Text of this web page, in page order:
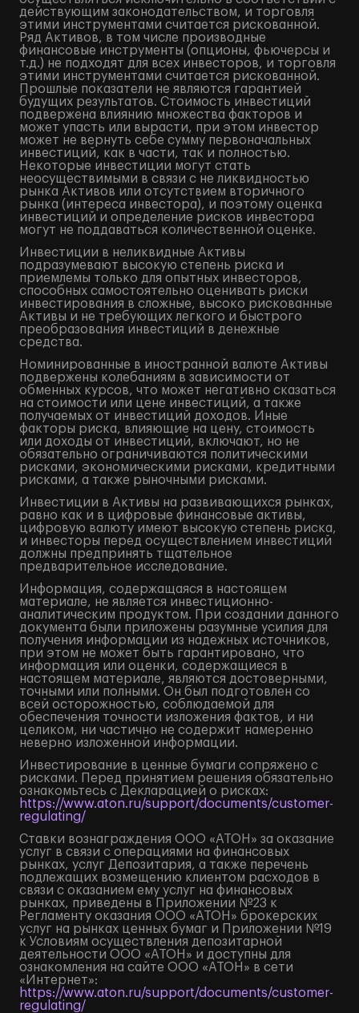
действующим законодательством, и торговля
этими инструментами считается рискованной.
Ряд Активов, в том числе производные
финансовые инструменты (опционы, фьючерсы и
т.д.) не подходят для всех инвесторов, и торговля
этими инструментами считается рискованной.
Прошлые показатели не являются гарантией
будущих результатов. Стоимость инвестиций
подвержена влиянию множества факторов и
может упасть или вырасти, при этом инвестор
может не вернуть себе сумму первоначальных
инвестиций, как в части, так и полностью.
Некоторые инвестиции могут стать
неосуществимыми в связи с не ликвидностью
рынка Активов или отсутствием вторичного
рынка (интереса инвестора), и поэтому оценка
инвестиций и определение рисков инвестора
могут не поддаваться количественной оценке.
Инвестиции в неликвидные Активы
подразумевают высокую степень риска и
приемлемы только для опытных инвесторов,
способных самостоятельно оценивать риски
инвестирования в сложные, высоко рискованные
Активы и не требующих легкого и быстрого
преобразования инвестиций в денежные
средства.
Номинированные в иностранной валюте Активы
подвержены колебаниям в зависимости от
обменных курсов, что может негативно сказаться
на стоимости или цене инвестиций, а также
получаемых от инвестиций доходов. Иные
факторы риска, влияющие на цену, стоимость
или доходы от инвестиций, включают, но не
обязательно ограничиваются политическими
рисками, экономическими рисками, кредитными
рисками, а также рыночными рисками.
Инвестиции в Активы на развивающихся рынках,
равно как и в цифровые финансовые активы,
цифровую валюту имеют высокую степень риска,
и инвесторы перед осуществлением инвестиций
должны предпринять тщательное
предварительное исследование.
Информация, содержащаяся в настоящем
материале, не является инвестиционно-
аналитическим продуктом. При создании данного
документа были приложены разумные усилия для
получения информации из надежных источников,
при этом не может быть гарантировано, что
информация или оценки, содержащиеся в
настоящем материале, являются достоверными,
точными или полными. Он был подготовлен со
всей осторожностью, соблюдаемой для
обеспечения точности изложения фактов, и ни
целиком, ни частично не содержит намеренно
неверно изложенной информации.
Инвестирование в ценные бумаги сопряжено с
рисками. Перед принятием решения обязательно
ознакомьтесь с Декларацией о рисках:
https://www.aton.ru/support/documents/customer-
regulating/
Ставки вознаграждения ООО «АТОН» за оказание
услуг в связи с операциями на финансовых
рынках, услуг Депозитария, а также перечень
подлежащих возмещению клиентом расходов в
связи с оказанием ему услуг на финансовых
рынках, приведены в Приложении №23 к
Регламенту оказания ООО «АТОН» брокерских
услуг на рынках ценных бумаг и Приложении №19
к Условиям осуществления депозитарной
деятельности ООО «АТОН» и доступны для
ознакомления на сайте ООО «АТОН» в сети
«Интернет»:
https://www.aton.ru/support/documents/customer-
regulating/